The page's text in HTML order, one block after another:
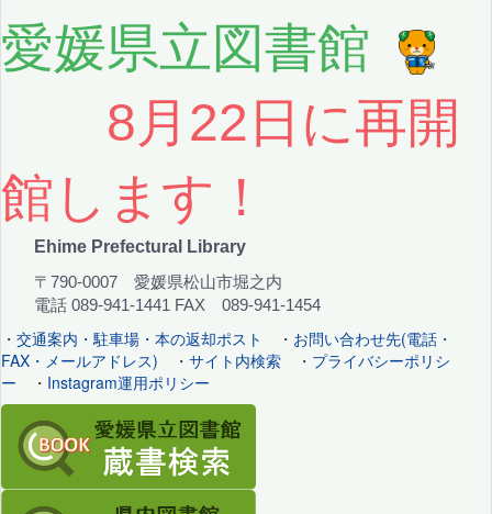
愛媛県立図書館
8月22日に再開
館します！
Ehime Prefectural Library
〒790-0007 愛媛県松山市堀之内
電話 089-941-1441 FAX 089-941-1454
・ 交通案内・駐車場・本の返却ポスト ・ お問い合わせ先(電話・
FAX・メールアドレス) ・ サイト内検索 ・ プライバシーポリシ
ー ・ Instagram運用ポリシー